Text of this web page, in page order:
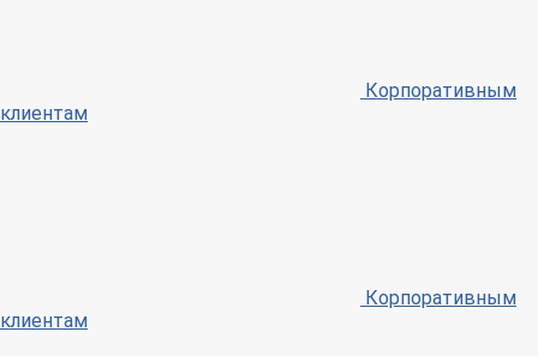
Корпоративным
клиентам
Корпоративным
клиентам